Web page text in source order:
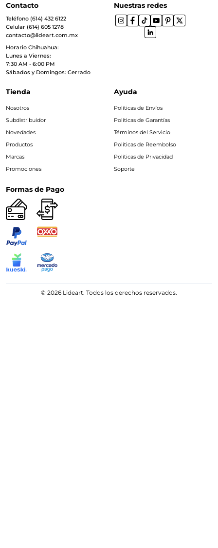
Contacto
Teléfono (614) 432 6122
Celular (614) 605 1278
contacto@lideart.com.mx
Horario Chihuahua:
Lunes a Viernes:
7:30 AM - 6:00 PM
Sábados y Domingos: Cerrado
Nuestras redes
Tienda
Nosotros
Subdistribuidor
Novedades
Productos
Marcas
Promociones
Ayuda
Políticas de Envíos
Políticas de Garantías
Términos del Servicio
Políticas de Reembolso
Políticas de Privacidad
Soporte
Formas de Pago
© 2026 Lideart. Todos los derechos reservados.